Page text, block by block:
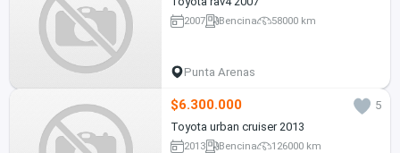
2007 Bencina 58000 km
Punta Arenas
$6.300.000
5
Toyota urban cruiser 2013
2013 Bencina 126000 km